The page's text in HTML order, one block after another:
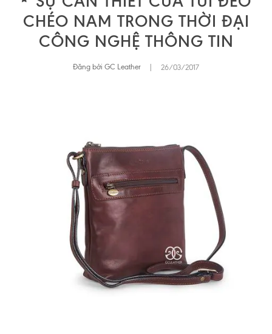
CHÉO NAM TRONG THỜI ĐẠI
CÔNG NGHỆ THÔNG TIN
Đăng bởi GC Leather 26/03/2017